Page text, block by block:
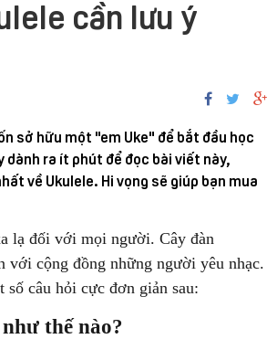
cần lưu ý
sở hữu một "em Uke" để bắt đầu học
ra ít phút để đọc bài viết này,
về Ukulele. Hi vọng sẽ giúp bạn mua
lạ đối với mọi người. Cây đàn
với cộng đồng những người yêu nhạc.
câu hỏi cực đơn giản sau:
thế nào?